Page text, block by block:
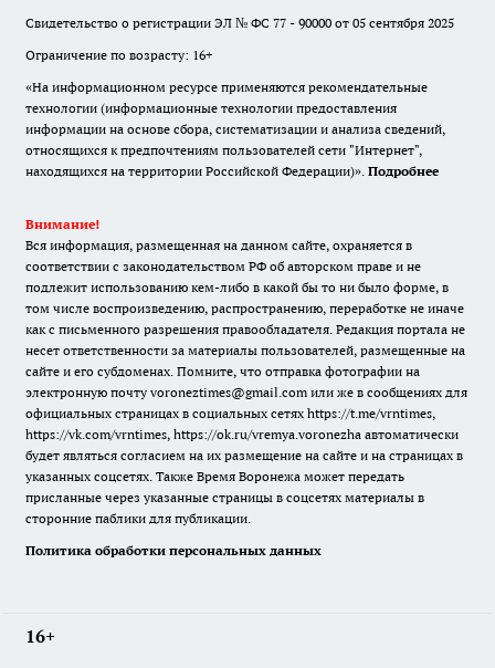
Свидетельство о регистрации ЭЛ № ФС 77 - 90000 от 05 сентября 2025
Ограничение по возрасту: 16+
«На информационном ресурсе применяются рекомендательные
технологии (информационные технологии предоставления
информации на основе сбора, систематизации и анализа сведений,
относящихся к предпочтениям пользователей сети "Интернет",
находящихся на территории Российской Федерации)». Подробнее
Внимание!
Вся информация, размещенная на данном сайте, охраняется в
соответствии с законодательством РФ об авторском праве и не
подлежит использованию кем-либо в какой бы то ни было форме, в
том числе воспроизведению, распространению, переработке не иначе
как с письменного разрешения правообладателя. Редакция портала не
несет ответственности за материалы пользователей, размещенные на
сайте и его субдоменах. Помните, что отправка фотографии на
электронную почту voroneztimes@gmail.com или же в сообщениях для
официальных страницах в социальных сетях https://t.me/vrntimes,
https://vk.com/vrntimes, https://ok.ru/vremya.voronezha автоматически
будет являться согласием на их размещение на сайте и на страницах в
указанных соцсетях. Также Время Воронежа может передать
присланные через указанные страницы в соцсетях материалы в
сторонние паблики для публикации.
Политика обработки персональных данных
16+